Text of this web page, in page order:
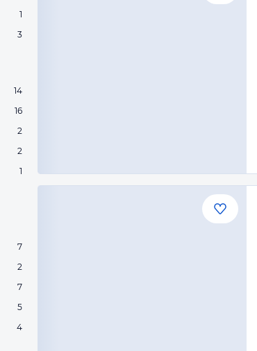
1
3
14
16
2
2
1
7
2
7
5
4